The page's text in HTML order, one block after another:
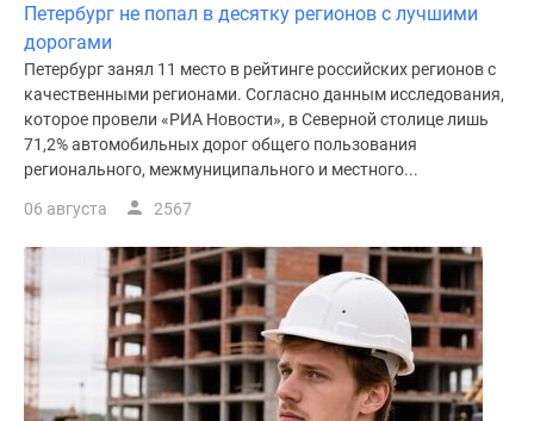
Петербург не попал в десятку регионов с лучшими
дорогами
Петербург занял 11 место в рейтинге российских регионов с
качественными регионами. Согласно данным исследования,
которое провели «РИА Новости», в Северной столице лишь
71,2% автомобильных дорог общего пользования
регионального, межмуниципального и местного...
06 августа 2567